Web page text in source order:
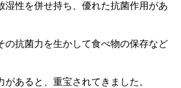
湿性を併せ持ち、優れた抗菌作用があ
の抗菌力を生かして食べ物の保存など
あると、重宝されてきました。